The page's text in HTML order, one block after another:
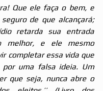
Que ele faça o bem, e
de que alcançará;
retarda sua entrada
melhor, e ele mesmo
completar essa vida que
por uma falsa ideia. Um
que seja, nunca abre o